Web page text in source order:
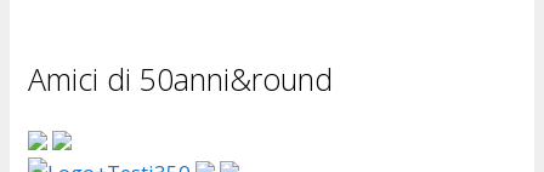
Amici di 50anni&round